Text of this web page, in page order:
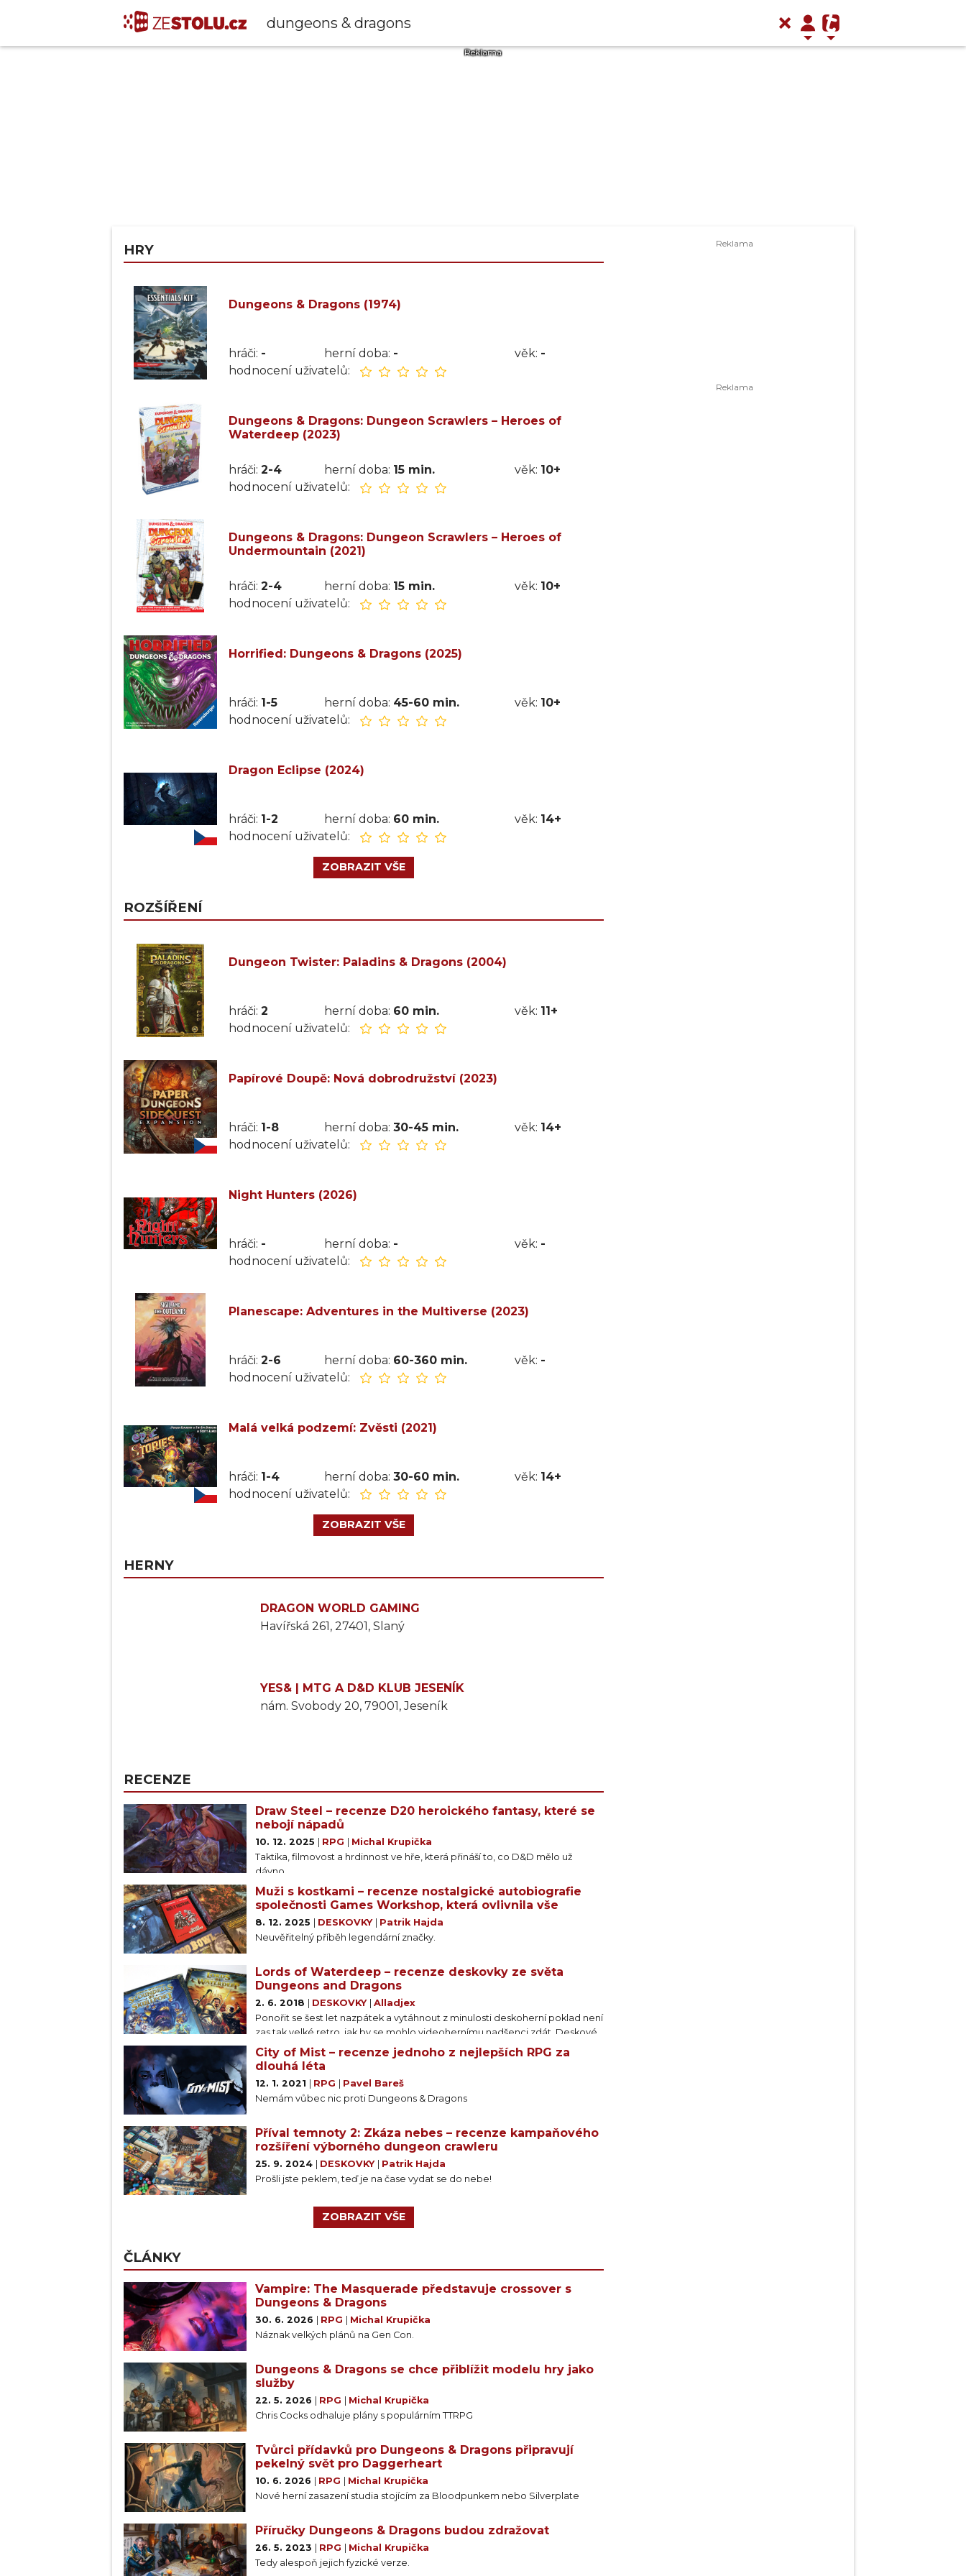
HRY
Dungeons & Dragons (1974)
hráči: - herní doba: - věk: -
hodnocení uživatelů:
Dungeons & Dragons: Dungeon Scrawlers – Heroes of
Waterdeep (2023)
hráči: 2-4 herní doba: 15 min. věk: 10+
hodnocení uživatelů:
Dungeons & Dragons: Dungeon Scrawlers – Heroes of
Undermountain (2021)
hráči: 2-4 herní doba: 15 min. věk: 10+
hodnocení uživatelů:
Horrified: Dungeons & Dragons (2025)
hráči: 1-5 herní doba: 45-60 min. věk: 10+
hodnocení uživatelů:
Dragon Eclipse (2024)
hráči: 1-2 herní doba: 60 min. věk: 14+
hodnocení uživatelů:
ZOBRAZIT VŠE
ROZŠÍŘENÍ
Dungeon Twister: Paladins & Dragons (2004)
hráči: 2 herní doba: 60 min. věk: 11+
hodnocení uživatelů:
Papírové Doupě: Nová dobrodružství (2023)
hráči: 1-8 herní doba: 30-45 min. věk: 14+
hodnocení uživatelů:
Night Hunters (2026)
hráči: - herní doba: - věk: -
hodnocení uživatelů:
Planescape: Adventures in the Multiverse (2023)
hráči: 2-6 herní doba: 60-360 min. věk: -
hodnocení uživatelů:
Malá velká podzemí: Zvěsti (2021)
hráči: 1-4 herní doba: 30-60 min. věk: 14+
hodnocení uživatelů:
ZOBRAZIT VŠE
HERNY
DRAGON WORLD GAMING
Havířská 261, 27401, Slaný
YES& | MTG A D&D KLUB JESENÍK
nám. Svobody 20, 79001, Jeseník
RECENZE
Draw Steel – recenze D20 heroického fantasy, které se
nebojí nápadů
10. 12. 2025 RPG
Michal Krupička
Taktika, filmovost a hrdinnost ve hře, která přináší to, co D&D mělo už
dávno.
Muži s kostkami – recenze nostalgické autobiografie
společnosti Games Workshop, která ovlivnila vše
8. 12. 2025 DESKOVKY
Patrik Hajda
Neuvěřitelný příběh legendární značky.
Lords of Waterdeep – recenze deskovky ze světa
Dungeons and Dragons
2. 6. 2018 DESKOVKY |Alladjex
Ponořit se šest let nazpátek a vytáhnout z minulosti deskoherní poklad není
zas tak velké retro, jak by se mohlo videohernímu nadšenci zdát. Deskové
hry nemají krátkodobou životnost. Jsou to spíš takové sušenky zábavního
průmyslu. Dobré deskovky budou dobré i za několik let. A přesně to je
City of Mist – recenze jednoho z nejlepších RPG za
dlouhá léta
12. 1. 2021 RPG
Pavel Bareš
Nemám vůbec nic proti Dungeons & Dragons
Příval temnoty 2: Zkáza nebes – recenze kampaňového
rozšíření výborného dungeon crawleru
25. 9. 2024 DESKOVKY
Patrik Hajda
Prošli jste peklem, teď je na čase vydat se do nebe!
ZOBRAZIT VŠE
ČLÁNKY
Vampire: The Masquerade představuje crossover s
Dungeons & Dragons
30. 6. 2026 | RPG | Michal Krupička
Náznak velkých plánů na Gen Con.
Dungeons & Dragons se chce přiblížit modelu hry jako
služby
22. 5. 2026 | RPG | Michal Krupička
Chris Cocks odhaluje plány s populárním TTRPG
Tvůrci přídavků pro Dungeons & Dragons připravují
pekelný svět pro Daggerheart
10. 6. 2026 | RPG | Michal Krupička
Nové herní zasazení studia stojícím za Bloodpunkem nebo Silverplate
Příručky Dungeons & Dragons budou zdražovat
26. 5. 2023 | RPG | Michal Krupička
Tedy alespoň jejich fyzické verze.